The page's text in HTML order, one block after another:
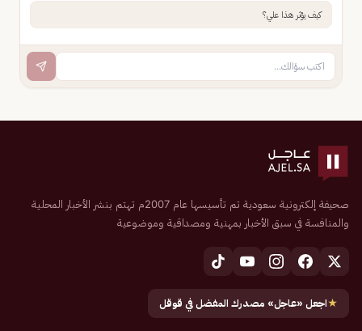
كيف يؤثر هذا علي؟
صحيفة إلكترونية سعودية تم تأسيسها عام 2007م تهتم بنشر الأخبار المحلية
والمنافسة في سبق الأخبار بمهنية ومصداقية وموضوعية
★اجعل «عاجل» مصدرك المفضل في قوقل